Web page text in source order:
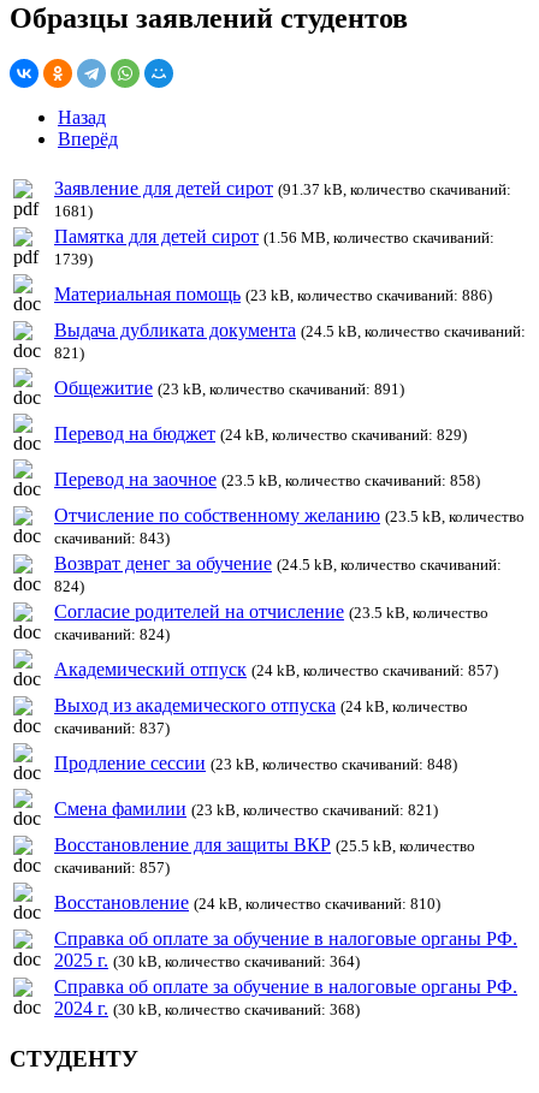
Образцы заявлений студентов
Назад
Вперёд
Заявление для детей сирот (91.37 kB, количество скачиваний:
1681)
Памятка для детей сирот (1.56 MB, количество скачиваний:
1739)
Материальная помощь (23 kB, количество скачиваний: 886)
Выдача дубликата документа (24.5 kB, количество скачиваний:
821)
Общежитие (23 kB, количество скачиваний: 891)
Перевод на бюджет (24 kB, количество скачиваний: 829)
Перевод на заочное (23.5 kB, количество скачиваний: 858)
Отчисление по собственному желанию (23.5 kB, количество
скачиваний: 843)
Возврат денег за обучение (24.5 kB, количество скачиваний:
824)
Согласие родителей на отчисление (23.5 kB, количество
скачиваний: 824)
Академический отпуск (24 kB, количество скачиваний: 857)
Выход из академического отпуска (24 kB, количество
скачиваний: 837)
Продление сессии (23 kB, количество скачиваний: 848)
Смена фамилии (23 kB, количество скачиваний: 821)
Восстановление для защиты ВКР (25.5 kB, количество
скачиваний: 857)
Восстановление (24 kB, количество скачиваний: 810)
Справка об оплате за обучение в налоговые органы РФ.
2025 г. (30 kB, количество скачиваний: 364)
Справка об оплате за обучение в налоговые органы РФ.
2024 г. (30 kB, количество скачиваний: 368)
СТУДЕНТУ